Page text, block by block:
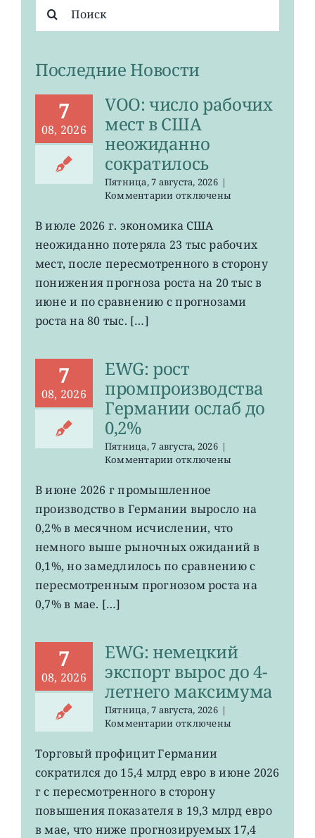
поиска:
Последние Новости
7
08, 2026
VOO: число рабочих
мест в США
неожиданно
сократилось
Пятница, 7 августа, 2026 |
Комментариик
VOO:
рабочих
мест
США
неожиданно
отключены
В июле 2026 г. экономика США
неожиданно потеряла 23 тыс рабочих
мест, после пересмотренного в сторону
понижения прогноза роста на 20 тыс в
июне и по сравнению с прогнозами
роста на 80 тыс. […]
7
08, 2026
EWG: рост
промпроизводства
Германии ослаб до
0,2%
Пятница, 7 августа, 2026 |
Комментариик
EWG:
рост
промпроизводства
Германии
до
0,2%
отключены
В июне 2026 г промышленное
производство в Германии выросло на
0,2% в месячном исчислении, что
немного выше рыночных ожиданий в
0,1%, но замедлилось по сравнению с
пересмотренным прогнозом роста на
0,7% в мае. […]
7
08, 2026
EWG: немецкий
экспорт вырос до 4-
летнего максимума
Пятница, 7 августа, 2026 |
Комментариик
EWG:
немецкий
экспорт
вырос
4-
летнего
отключены
Торговый профицит Германии
сократился до 15,4 млрд евро в июне 2026
г с пересмотренного в сторону
повышения показателя в 19,3 млрд евро
в мае, что ниже прогнозируемых 17,4